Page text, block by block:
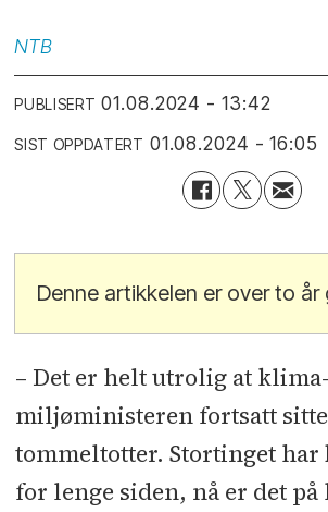
NTB
PUBLISERT 01.08.2024 - 13:42
SIST OPPDATERT 01.08.2024 - 16:05
Denne artikkelen er over to år
– Det er helt utrolig at
miljøministeren fortsatt
tommeltotter. Stortinget har
for lenge siden, nå er det